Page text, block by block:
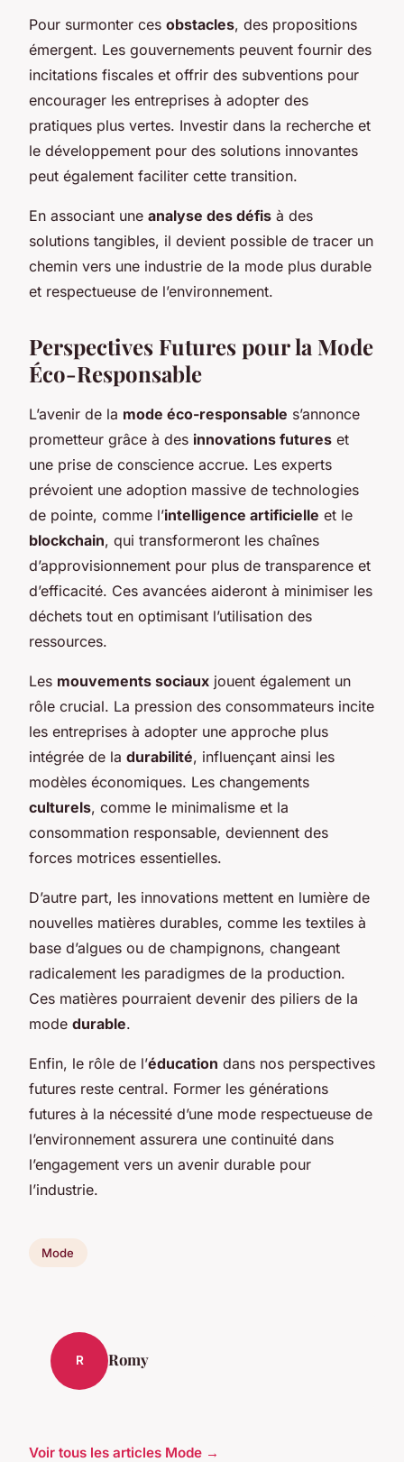
Pour surmonter ces obstacles, des propositions
émergent. Les gouvernements peuvent fournir des
incitations fiscales et offrir des subventions pour
encourager les entreprises à adopter des
pratiques plus vertes. Investir dans la recherche et
le développement pour des solutions innovantes
peut également faciliter cette transition.
En associant une analyse des défis à des
solutions tangibles, il devient possible de tracer un
chemin vers une industrie de la mode plus durable
et respectueuse de l’environnement.
Perspectives Futures pour la Mode
Éco-Responsable
L’avenir de la mode éco-responsable s’annonce
prometteur grâce à des innovations futures et
une prise de conscience accrue. Les experts
prévoient une adoption massive de technologies
de pointe, comme l’intelligence artificielle et le
blockchain, qui transformeront les chaînes
d’approvisionnement pour plus de transparence et
d’efficacité. Ces avancées aideront à minimiser les
déchets tout en optimisant l’utilisation des
ressources.
Les mouvements sociaux jouent également un
rôle crucial. La pression des consommateurs incite
les entreprises à adopter une approche plus
intégrée de la durabilité, influençant ainsi les
modèles économiques. Les changements
culturels, comme le minimalisme et la
consommation responsable, deviennent des
forces motrices essentielles.
D’autre part, les innovations mettent en lumière de
nouvelles matières durables, comme les textiles à
base d’algues ou de champignons, changeant
radicalement les paradigmes de la production.
Ces matières pourraient devenir des piliers de la
mode durable.
Enfin, le rôle de l’éducation dans nos perspectives
futures reste central. Former les générations
futures à la nécessité d’une mode respectueuse de
l’environnement assurera une continuité dans
l’engagement vers un avenir durable pour
l’industrie.
Mode
R Romy
Voir tous les articles Mode →